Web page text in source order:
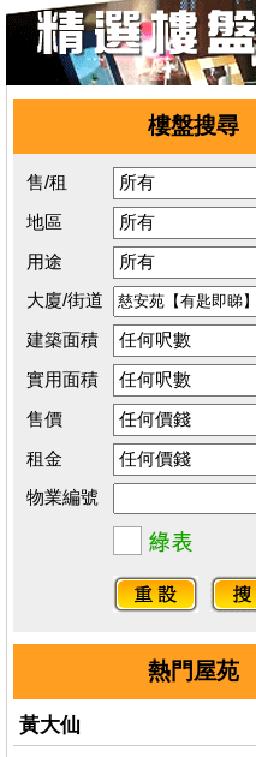
樓盤搜尋
售/租
地區
用途
大廈/街道
建築面積
實用面積
售價
租金
物業編號
熱門屋苑
黃大仙